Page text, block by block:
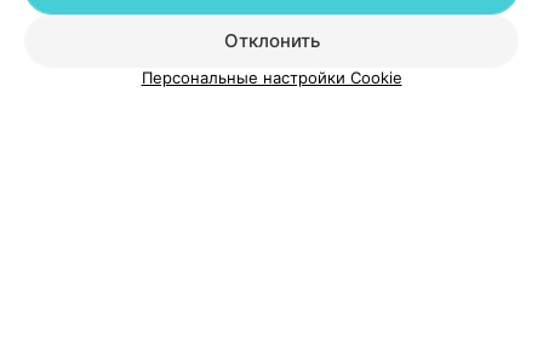
О проекте Новости проекта
Размещение рекламы
Медицинский маркетинг
Публичный договор
Пользовательское соглашение
Способы оплаты
Отклонить
Персональные настройки Cookie